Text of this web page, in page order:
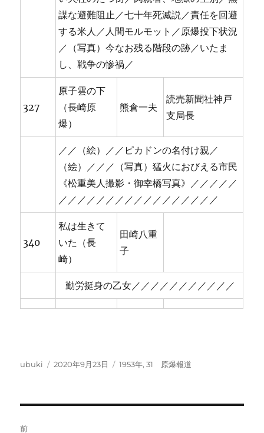
謀な避難阻止／七十年死滅説／責任を回避
する米人／人間モルモット／原爆投下状況
／（写真）今なお残る階段の跡／いたま
し、戦争の惨禍／
327
原子雲の下
（長崎原
爆）
熊倉一夫
読売新聞社神戸
支局長
／／（絵）／／ピカドンの名付け親／
（絵）／／／（写真）猛火におびえる市民
《松重美人撮影・御幸橋写真》／／／／／
／／／／／／／／／／／／／／／／／
340
私は生きて
いた（長
崎）
田崎八重
子
勤労挺身の乙女／／／／／／／／／／／
投
ubuki
投
2020年9月23日
カ
1953年,31 原爆報道
前